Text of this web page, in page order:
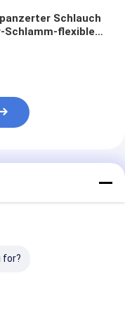
Schlauch
Schlamm-flexible
for?